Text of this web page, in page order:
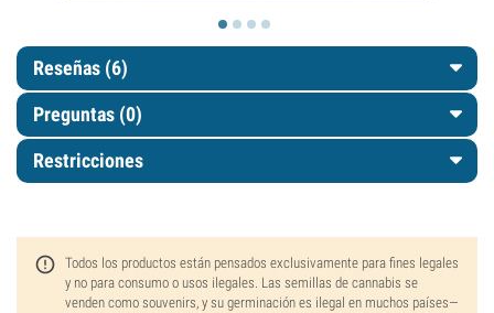
Reseñas (6)
Preguntas (0)
Restricciones
Todos los productos están pensados exclusivamente para fines legales
y no para consumo o usos ilegales. Las semillas de cannabis se
venden como souvenirs, y su germinación es ilegal en muchos países—